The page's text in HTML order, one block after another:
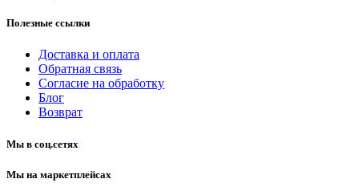
Полезные ссылки
Доставка и оплата
Обратная связь
Согласие на обработку
Блог
Возврат
Мы в соц.сетях
Мы на маркетплейсах